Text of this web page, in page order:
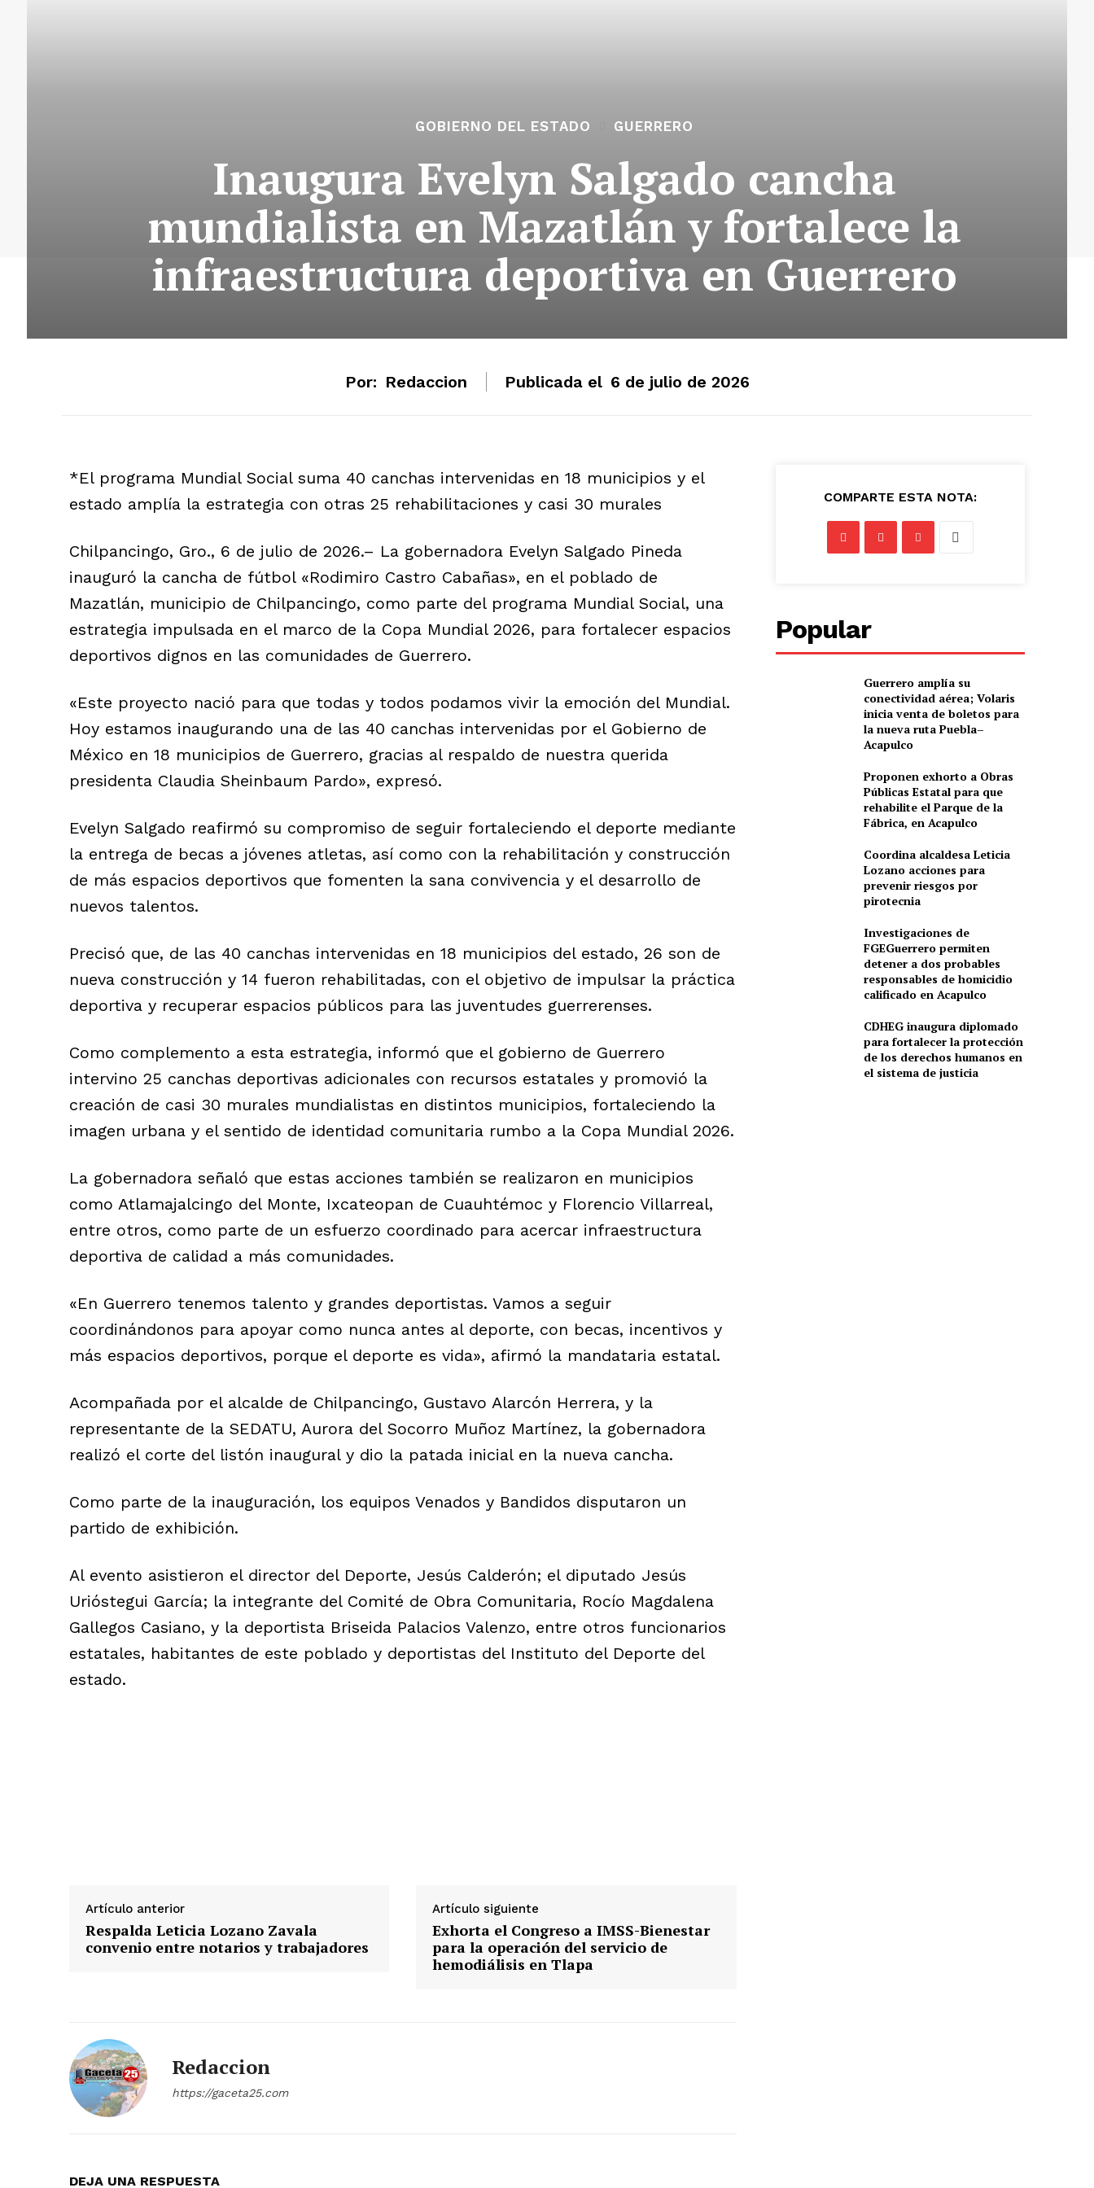
GOBIERNO DEL ESTADO GUERRERO
Inaugura Evelyn Salgado cancha
mundialista en Mazatlán y fortalece la
infraestructura deportiva en Guerrero
Por: Redaccion Publicada el 6 de julio de 2026
*El programa Mundial Social suma 40 canchas intervenidas en 18 municipios y el
estado amplía la estrategia con otras 25 rehabilitaciones y casi 30 murales
Chilpancingo, Gro., 6 de julio de 2026.– La gobernadora Evelyn Salgado Pineda
inauguró la cancha de fútbol «Rodimiro Castro Cabañas», en el poblado de
Mazatlán, municipio de Chilpancingo, como parte del programa Mundial Social, una
estrategia impulsada en el marco de la Copa Mundial 2026, para fortalecer espacios
deportivos dignos en las comunidades de Guerrero.
«Este proyecto nació para que todas y todos podamos vivir la emoción del Mundial.
Hoy estamos inaugurando una de las 40 canchas intervenidas por el Gobierno de
México en 18 municipios de Guerrero, gracias al respaldo de nuestra querida
presidenta Claudia Sheinbaum Pardo», expresó.
Evelyn Salgado reafirmó su compromiso de seguir fortaleciendo el deporte mediante
la entrega de becas a jóvenes atletas, así como con la rehabilitación y construcción
de más espacios deportivos que fomenten la sana convivencia y el desarrollo de
nuevos talentos.
Precisó que, de las 40 canchas intervenidas en 18 municipios del estado, 26 son de
nueva construcción y 14 fueron rehabilitadas, con el objetivo de impulsar la práctica
deportiva y recuperar espacios públicos para las juventudes guerrerenses.
Como complemento a esta estrategia, informó que el gobierno de Guerrero
intervino 25 canchas deportivas adicionales con recursos estatales y promovió la
creación de casi 30 murales mundialistas en distintos municipios, fortaleciendo la
imagen urbana y el sentido de identidad comunitaria rumbo a la Copa Mundial 2026.
La gobernadora señaló que estas acciones también se realizaron en municipios
como Atlamajalcingo del Monte, Ixcateopan de Cuauhtémoc y Florencio Villarreal,
entre otros, como parte de un esfuerzo coordinado para acercar infraestructura
deportiva de calidad a más comunidades.
«En Guerrero tenemos talento y grandes deportistas. Vamos a seguir
coordinándonos para apoyar como nunca antes al deporte, con becas, incentivos y
más espacios deportivos, porque el deporte es vida», afirmó la mandataria estatal.
Acompañada por el alcalde de Chilpancingo, Gustavo Alarcón Herrera, y la
representante de la SEDATU, Aurora del Socorro Muñoz Martínez, la gobernadora
realizó el corte del listón inaugural y dio la patada inicial en la nueva cancha.
Como parte de la inauguración, los equipos Venados y Bandidos disputaron un
partido de exhibición.
Al evento asistieron el director del Deporte, Jesús Calderón; el diputado Jesús
Urióstegui García; la integrante del Comité de Obra Comunitaria, Rocío Magdalena
Gallegos Casiano, y la deportista Briseida Palacios Valenzo, entre otros funcionarios
estatales, habitantes de este poblado y deportistas del Instituto del Deporte del
estado.
Artículo anterior
Respalda Leticia Lozano Zavala
convenio entre notarios y trabajadores
Artículo siguiente
Exhorta el Congreso a IMSS-Bienestar
para la operación del servicio de
hemodiálisis en Tlapa
Redaccion
https://gaceta25.com
DEJA UNA RESPUESTA
COMPARTE ESTA NOTA:
Popular
Guerrero amplía su
conectividad aérea; Volaris
inicia venta de boletos para
la nueva ruta Puebla–
Acapulco
Proponen exhorto a Obras
Públicas Estatal para que
rehabilite el Parque de la
Fábrica, en Acapulco
Coordina alcaldesa Leticia
Lozano acciones para
prevenir riesgos por
pirotecnia
Investigaciones de
FGEGuerrero permiten
detener a dos probables
responsables de homicidio
calificado en Acapulco
CDHEG inaugura diplomado
para fortalecer la protección
de los derechos humanos en
el sistema de justicia